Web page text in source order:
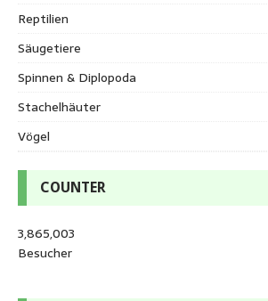
Reptilien
Säugetiere
Spinnen & Diplopoda
Stachelhäuter
Vögel
COUNTER
3,865,003
Besucher